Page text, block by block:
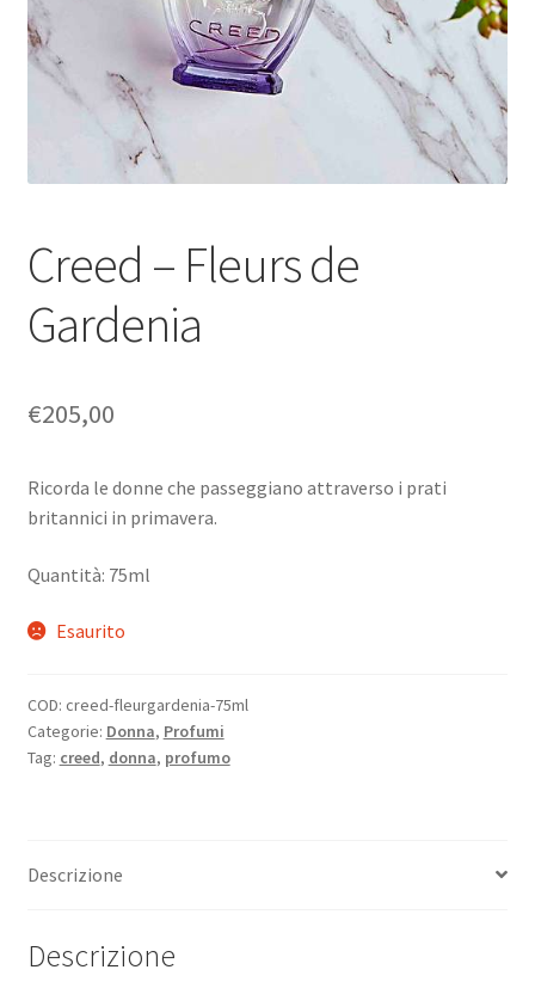
u
c
i
d
e
n
c
h
i
Creed – Fleurs de
Gardenia
€205,00
Ricorda le donne che passeggiano attraverso i prati
britannici in primavera.
Quantità: 75ml
Esaurito
COD: creed-fleurgardenia-75ml
Categorie: Donna, Profumi
Tag: creed, donna, profumo
Descrizione
Descrizione